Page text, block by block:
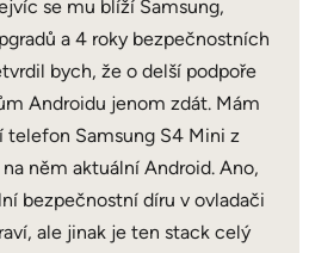
se mu blíží Samsung,
a 4 roky bezpečnostních
bych, že o delší podpoře
Androidu jenom zdát. Mám
telefon Samsung S4 Mini z
něm aktuální Android. Ano,
bezpečnostní díru v ovladači
ale jinak je ten stack celý